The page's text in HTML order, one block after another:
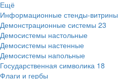
Ещё
Информационные стенды-витрины
Демонстрационные системы 23
Демосистемы настольные
Демосистемы настенные
Демосистемы напольные
Государственная символика 18
Флаги и гербы